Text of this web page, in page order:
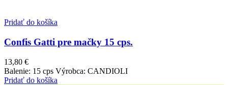
Pridať do košíka
Confis Gatti pre mačky 15 cps.
13,80 €
Balenie: 15 cps Výrobca: CANDIOLI
Pridať do košíka